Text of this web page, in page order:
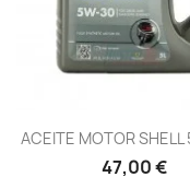
Vista
ACEITE MOTOR
47,00 €